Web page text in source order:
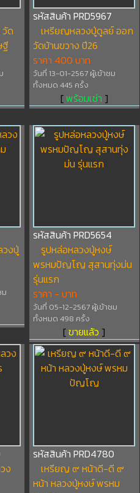
ด
ฐี
รหัสสินค้า PRD5967
เหรียญหลวงปู่ดูลย์ ออก
วัดบ้านขวาง ปี26
ราคา 400 บาท
วันที่ 13-01-2567 ผู้เข้าชม
ทั้งหมด 445 ครั้ง
[พร้อมเช่า ]
งปู่
รหัสสินค้า PRD5654
รูปหล่อหลวงปู่หงษ์
พรหมปัญโญ สุสานทุ่งม่น
รุ่นแรก
ราคา - บาท
วันที่ 05-12-2567 ผู้เข้าชม
ทั้งหมด 498 ครั้ง
[ขายแล้ว ]
ง
รหัสสินค้า PRD4780
เหรียญ ๙ หน้าดี-ดี ๙
หน้า หลวงปู่หงษ์ พรหม